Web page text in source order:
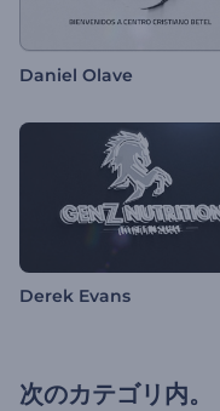
Daniel Olave
Derek Evans
次のカテゴリ内。